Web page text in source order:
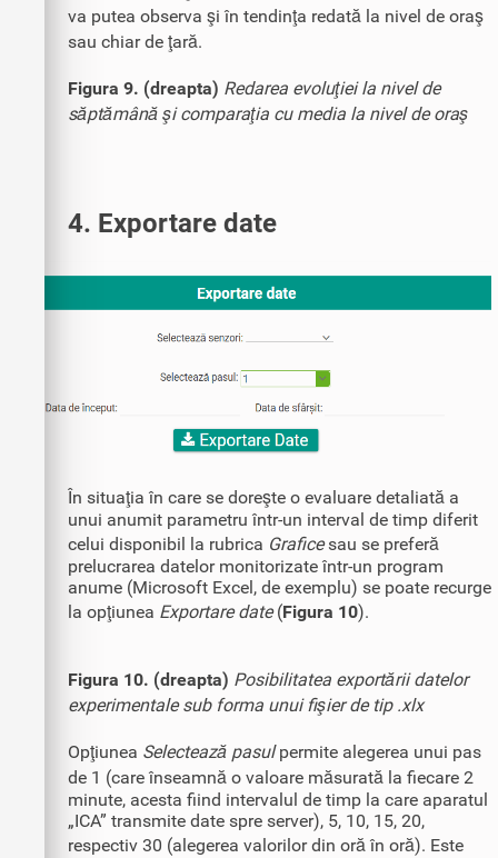
va putea observa şi în tendinţa redată la nivel de oraş
sau chiar de ţară.
Figura 9. (dreapta) Redarea evoluţiei la nivel de
săptămână şi comparaţia cu media la nivel de oraş
4. Exportare date
În situaţia în care se doreşte o evaluare detaliată a
unui anumit parametru într-un interval de timp diferit
celui disponibil la rubrica Graficesau se preferă
prelucrarea datelor monitorizate într-un program
anume (Microsoft Excel, de exemplu) se poate recurge
la opţiunea Exportare date(Figura 10).
Figura 10. (dreapta) Posibilitatea exportării datelor
experimentale sub forma unui fişier de tip .xlx
Opţiunea Selectează pasulpermite alegerea unui pas
de 1 (care înseamnă o valoare măsurată la fiecare 2
minute, acesta fiind intervalul de timp la care aparatul
„ICA” transmite date spre server), 5, 10, 15, 20,
respectiv 30 (alegerea valorilor din oră în oră). Este